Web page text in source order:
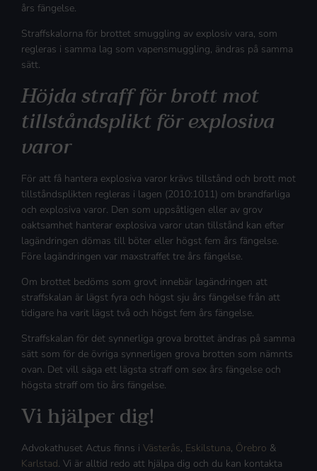
års fängelse.
Straffskalorna för brottet smuggling av explosiv vara, som
regleras i samma lag som vapensmuggling, ändras på samma
sätt.
Höjda straff för brott mot
tillståndsplikt för explosiva
varor
För att få hantera explosiva varor krävs tillstånd och brott mot
tillståndsplikten regleras i lagen (2010:1011) om brandfarliga
och explosiva varor. Den som uppsåtligen eller av grov
oaktsamhet hanterar explosiva varor utan tillstånd kan efter
lagändringen dömas till böter eller högst fem års fängelse.
Före lagändringen var maxstraffet tre års fängelse.
Om brottet bedöms som grovt innebär lagändringen att
straffskalan är lägst fyra och högst sju års fängelse från att
tidigare ha varit lägst två och högst fem års fängelse.
Straffskalan för det synnerliga grova brottet ändras på samma
sätt som för de övriga synnerligen grova brotten som nämnts
ovan. Det vill säga ett lägsta straff om sex års fängelse och
högsta straff om tio års fängelse.
Vi hjälper dig!
Advokathuset Actus finns i Västerås, Eskilstuna, Örebro &
Karlstad. Vi är alltid redo att hjälpa dig och du kan kontakta